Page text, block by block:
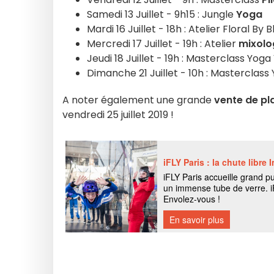
Samedi 13 Juillet - 9h15 : JungleYoga
Mardi 16 Juillet - 18h : Atelier Floral By
Mercredi 17 Juillet - 19h : Atelier
Jeudi 18 Juillet - 19h : Masterclass
Dimanche 21 Juillet - 10h : Masterclass
A noter également une grandevente de
vendredi 25 juillet 2019 !